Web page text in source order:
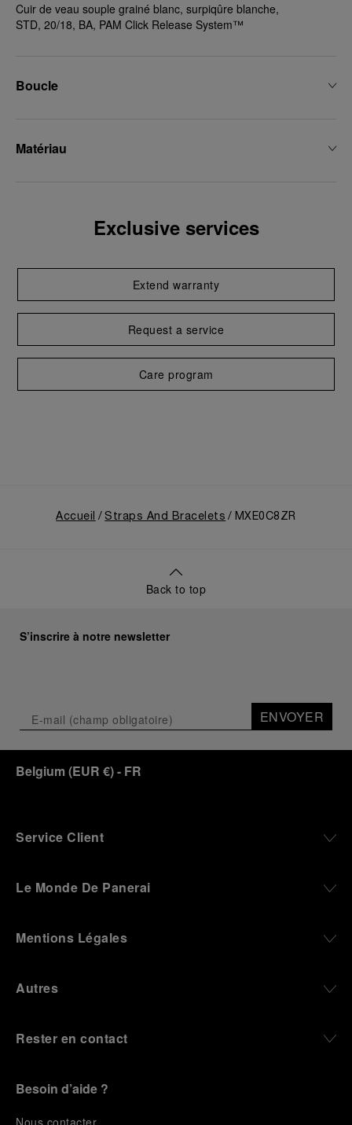
Cuir de veau souple grainé blanc, surpiqûre blanche,
STD, 20/18, BA, PAM Click Release System™
Boucle
Matériau
Exclusive services
Extend warranty
Request a service
Care program
Accueil Straps And Bracelets MXE0C8ZR
Back to top
S’inscrire à notre newsletter
ENVOYER
Belgium (EUR €)- FR
Service Client
Le Monde De Panerai
Mentions Légales
Autres
Rester en contact
Besoin d’aide ?
Nous contacter.